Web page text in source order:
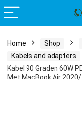
Home Shop
Kabels and adapters
Kabel 90 Graden 60W
Met MacBook Air 2020/